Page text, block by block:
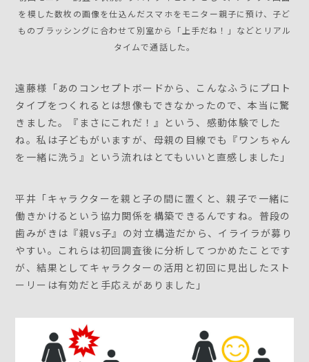
を模した数枚の画像を仕込んだスマホをモニター親子に預け、子ど
ものブラッシングに合わせて別室から「上手だね！」などとリアル
タイムで通話した。
遠藤様「あのコンセプトボードから、こんなふうにプロト
タイプをつくれるとは想像もできなかったので、本当に驚
きました。『まさにこれだ！』という、感動体験でした
ね。私は子どもがいますが、母親の目線でも『ワンちゃん
を一緒に洗う』という流れはとてもいいと直感しました」
平井「キャラクターを親と子の間に置くと、親子で一緒に
働きかけるという協力関係を構築できるんですね。普段の
歯みがきは『親vs子』の対立構造だから、イライラが募り
やすい。これらは初回調査後に分析してつかめたことです
が、結果としてキャラクターの活用と初回に見出したスト
ーリーは有効だと手応えがありました」